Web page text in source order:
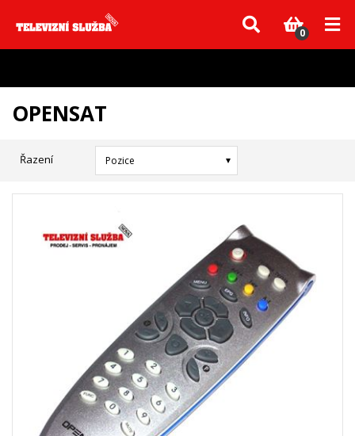
Vzhledem k aktuální situaci se může dodání dílů, které nejsou skladem,
zpozdit. Děkujeme za pochopení.
0
OPENSAT
Řazení Pozice